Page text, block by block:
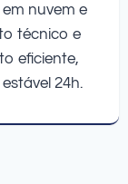
nuvem e
técnico e
eficiente,
24h.